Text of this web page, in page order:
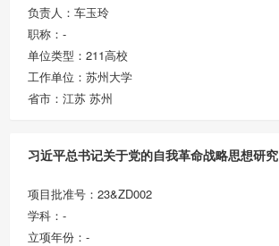
负责人：车玉玲
职称：-
单位类型：211高校
工作单位：苏州大学
省市：江苏 苏州
习近平总书记关于党的自我革命战略思想研究
项目批准号：23&ZD002
学科：-
立项年份：-